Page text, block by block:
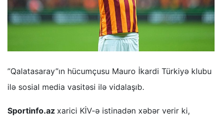
”Qalatasaray”ın hücumçusu Mauro İkardi Türkiyə klubu
ilə sosial media vasitəsi ilə vidalaşıb.
Sportinfo.az xarici KİV-ə istinadən xəbər verir ki,